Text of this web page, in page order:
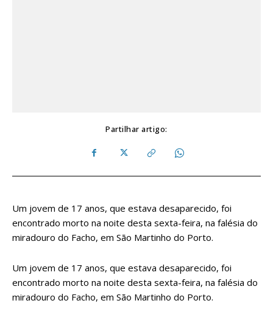
Partilhar artigo:
Um jovem de 17 anos, que estava desaparecido, foi
encontrado morto na noite desta sexta-feira, na falésia do
miradouro do Facho, em São Martinho do Porto.
Um jovem de 17 anos, que estava desaparecido, foi
encontrado morto na noite desta sexta-feira, na falésia do
miradouro do Facho, em São Martinho do Porto.